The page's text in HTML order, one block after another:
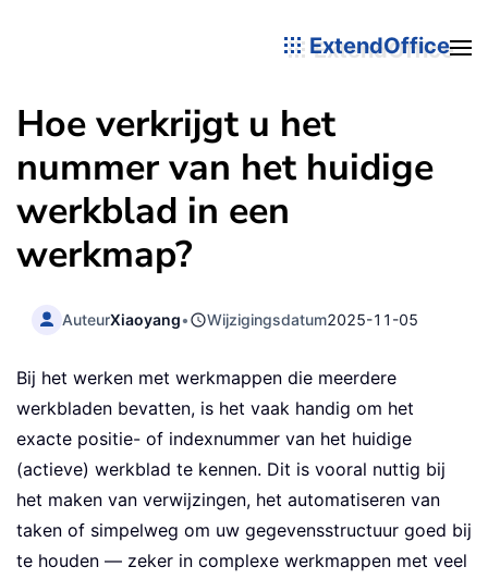
ExtendOffice
Hoe verkrijgt u het
nummer van het huidige
werkblad in een
werkmap?
AuteurXiaoyang• Wijzigingsdatum2025-11-05
Bij het werken met werkmappen die meerdere
werkbladen bevatten, is het vaak handig om het
exacte positie- of indexnummer van het huidige
(actieve) werkblad te kennen. Dit is vooral nuttig bij
het maken van verwijzingen, het automatiseren van
taken of simpelweg om uw gegevensstructuur goed bij
te houden — zeker in complexe werkmappen met veel